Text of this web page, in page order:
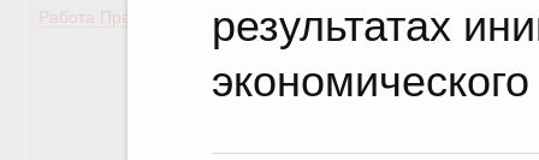
результатах
Работа Правительства
Демография
Здоровье
Культура